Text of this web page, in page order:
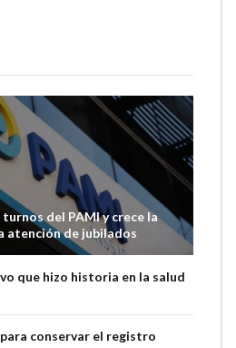
del PAMI y crece la
atención de jubilados
que hizo historia en la salud
conservar el registro